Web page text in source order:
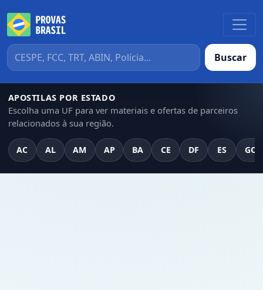
Buscar
APOSTILAS POR ESTADO
Escolha uma UF para ver materiais e ofertas de parceiros
relacionados à sua região.
AC AL AM AP BA CE DF ES GO